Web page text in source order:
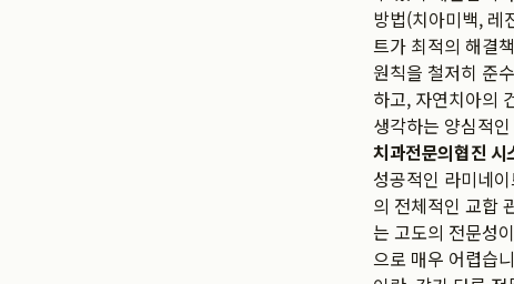
방법(치아미백, 레
트가 최적의 해결
원칙을 철저히 준
하고, 자연치아의
생각하는 양심적
치과전문의협진 시
성공적인 라미네
의 전체적인 교합
는 고도의 전문성
으로 매우 어렵습